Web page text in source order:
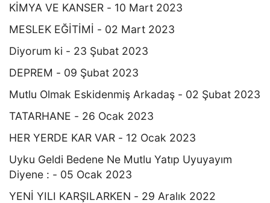
KİMYA VE KANSER - 10 Mart 2023
MESLEK EĞİTİMİ - 02 Mart 2023
Diyorum ki - 23 Şubat 2023
DEPREM - 09 Şubat 2023
Mutlu Olmak Eskidenmiş Arkadaş - 02 Şubat 2023
TATARHANE - 26 Ocak 2023
HER YERDE KAR VAR - 12 Ocak 2023
Uyku Geldi Bedene Ne Mutlu Yatıp Uyuyayım
Diyene : - 05 Ocak 2023
YENİ YILI KARŞILARKEN - 29 Aralık 2022